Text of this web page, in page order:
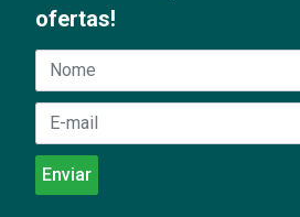
ofertas!